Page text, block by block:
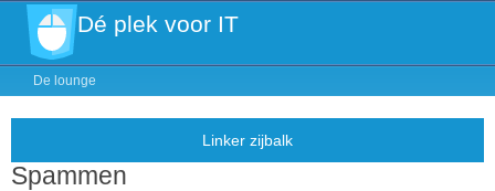
Dé plek voor IT
De lounge
Spammen